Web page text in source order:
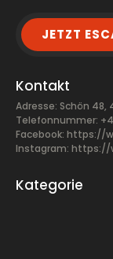
JETZT
Kontakt
Adresse: Schön 48,
Telefonnummer:
Facebook: https://
Instagram:
Kategorie